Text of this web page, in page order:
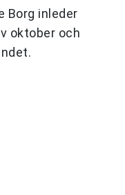
Borg inleder
oktober och